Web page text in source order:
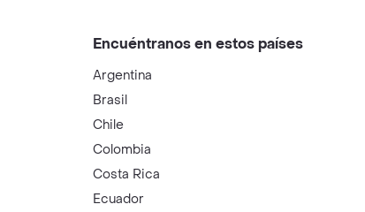
Encuéntranos en estos países
Argentina
Brasil
Chile
Colombia
Costa Rica
Ecuador